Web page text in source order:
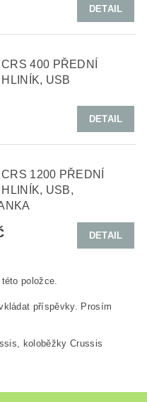
DETAIL
400 PŘEDNÍ
USB
DETAIL
1200 PŘEDNÍ
USB,
DETAIL
položce.
příspěvky. Prosím
koloběžky Crussis